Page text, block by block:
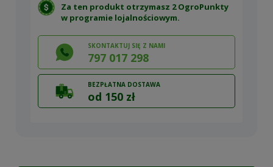
Za ten produkt otrzymasz 2 OgroPunkty
w programie lojalnościowym.
SKONTAKTUJ SIĘ Z NAMI
797 017 298
BEZPŁATNA DOSTAWA
od 150 zł